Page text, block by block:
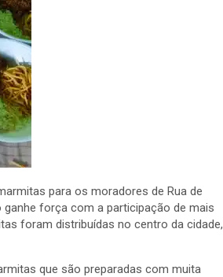
para os moradores de Rua de
força com a participação de mais
foram distribuídas no centro da cidade,
que são preparadas com muita